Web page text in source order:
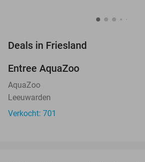
Deals in Friesland
Entree AquaZoo
AquaZoo
Leeuwarden
Verkocht: 701